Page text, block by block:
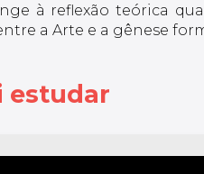
à reflexão teórica
a Arte e a gênese
estudar